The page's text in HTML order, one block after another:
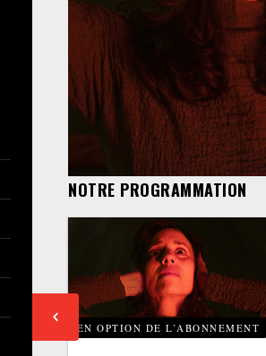
NOTRE PROGRAMMATION
EN OPTION DE L’ABONNEMENT